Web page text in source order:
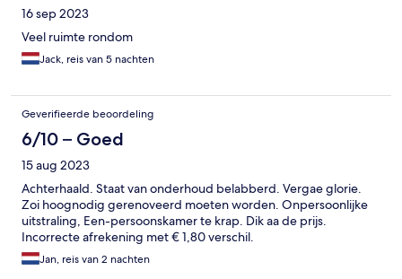
16 sep 2023
Veel ruimte rondom
Jack, reis van 5 nachten
Geverifieerde beoordeling
6/10 – Goed
15 aug 2023
Achterhaald. Staat van onderhoud belabberd. Vergae glorie.
Zoi hoognodig gerenoveerd moeten worden. Onpersoonlijke
uitstraling, Een-persoonskamer te krap. Dik aa de prijs.
Incorrecte afrekening met € 1,80 verschil.
Jan, reis van 2 nachten